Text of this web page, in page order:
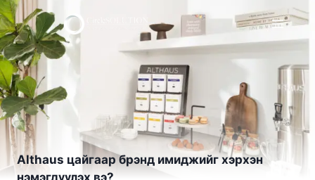
Skip
to
content
Althaus цайгаар брэнд имиджийг хэрхэн